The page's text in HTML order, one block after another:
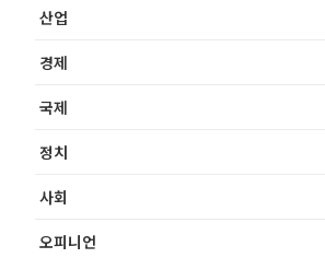
산업
경제
국제
정치
사회
오피니언